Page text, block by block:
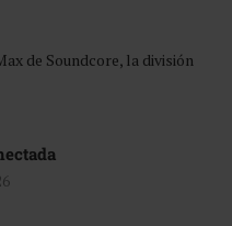
de Soundcore, la división